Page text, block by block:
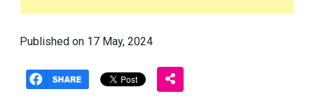
Published on 17 May, 2024